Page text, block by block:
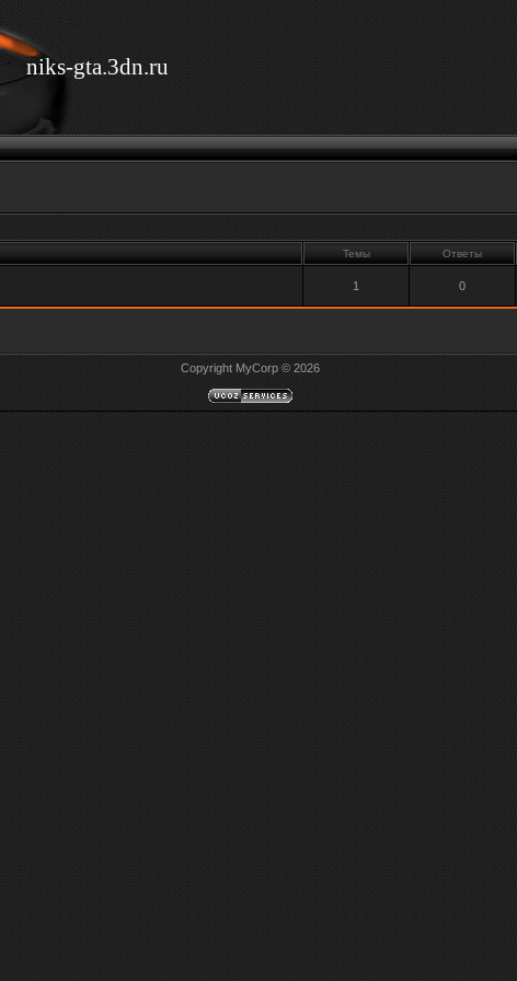
niks-gta.3dn.ru
Темы Ответы
1 0
Copyright MyCorp © 2026